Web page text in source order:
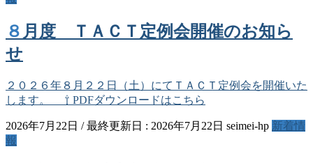
８月度 ＴＡＣＴ定例会開催のお知ら
せ
２０２６年８月２２日（土）にてＴＡＣＴ定例会を開催いた
します。 ⇧ PDFダウンロードはこちら
2026年7月22日 / 最終更新日 : 2026年7月22日 seimei-hp 新着情
報